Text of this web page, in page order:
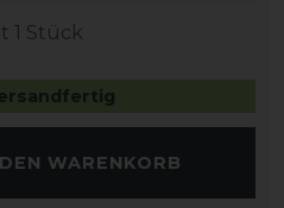
1 Stück
WARENKORB